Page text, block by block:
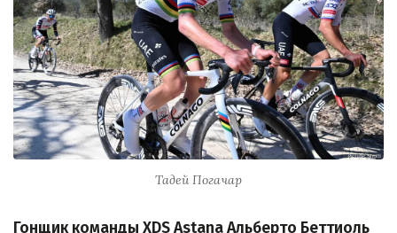
Тадей Погачар
Гонщик команды XDS Astana Альберто Беттиоль